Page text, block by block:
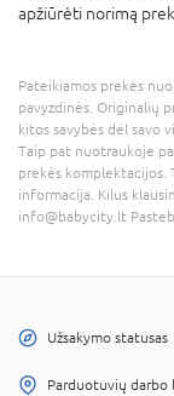
apžiūrėti norimą
Pateikiamos prekės
pavyzdinės. Originalių
kitos savybės dėl savo
Taip pat nuotraukoje
prekės komplektacijos.
informacija. Kilus
info@babycity.lt
Užsakymo statusas
Parduotuvių darbo